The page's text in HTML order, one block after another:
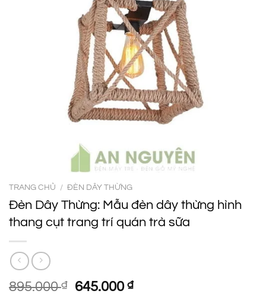
TRANG CHỦ / ĐÈN DÂY THỪNG
Đèn Dây Thừng: Mẫu đèn dây thừng hình
thang cụt trang trí quán trà sữa
895.000₫
Giá
645.000₫Giá